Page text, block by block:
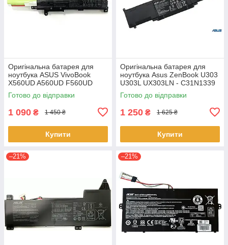
Оригінальна батарея для
ноутбука ASUS VivoBook
X560UD A560UD F560UD
K560UD R562UD - A31N1730
Готово до відправки
1 090 ₴ 1 450 ₴
Купити
Оригінальна батарея для
ноутбука Asus ZenBook U303
U303L UX303LN - C31N1339
(+11.31 V 50Wh) АКБ
Готово до відправки
1 250 ₴ 1 625 ₴
Купити
–21% –21%